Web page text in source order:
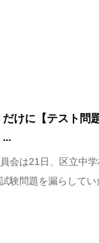
だけに【テスト
会は21日、区立中
験問題を漏らしてい